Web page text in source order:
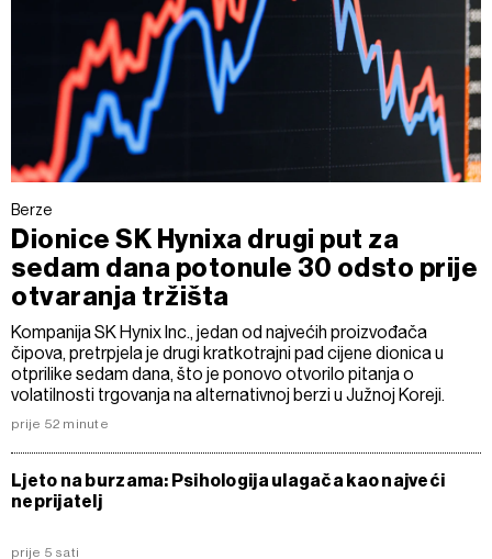
Berze
Dionice SK Hynixa drugi put za
sedam dana potonule 30 odsto prije
otvaranja tržišta
Kompanija SK Hynix Inc., jedan od najvećih proizvođača
čipova, pretrpjela je drugi kratkotrajni pad cijene dionica u
otprilike sedam dana, što je ponovo otvorilo pitanja o
volatilnosti trgovanja na alternativnoj berzi u Južnoj Koreji.
prije 52 minute
Ljeto na burzama: Psihologija ulagača kao najveći
neprijatelj
prije 5 sati